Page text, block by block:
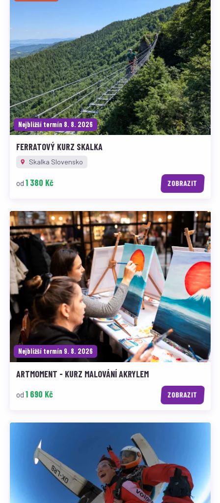
Nejbližší termín 8. 8. 2026
FERRATOVÝ KURZ SKALKA
Skalka Slovensko
od 1 380 Kč ZOBRAZIT
Nejbližší termín 9. 8. 2026
ARTMOMENT - KURZ MALOVÁNÍ AKRYLEM
od 1 690 Kč ZOBRAZIT